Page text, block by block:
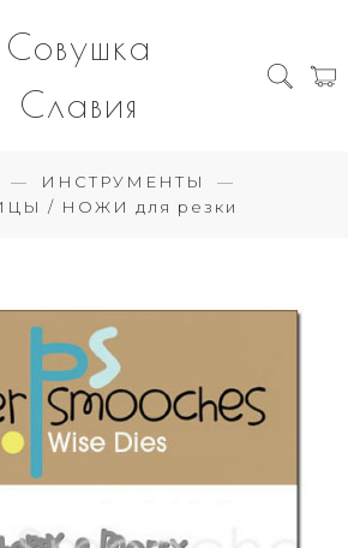
Совушка
Славия
ИНСТРУМЕНТЫ
/ НОЖИ для резки